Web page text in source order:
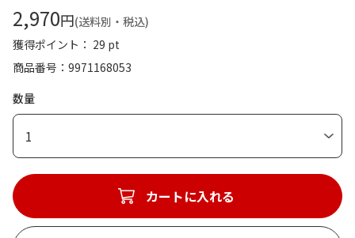
2,970円(送料別・税込)
獲得ポイント： 29 pt
商品番号
9971168053
数量
1
カートに入れる